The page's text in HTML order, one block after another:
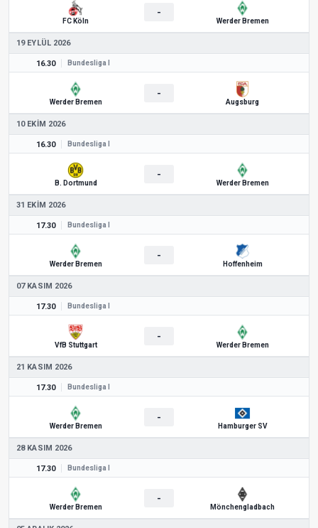
FC Köln
-
Werder Bremen
19 EYLÜL 2026
16.30 Bundesliga I
Werder Bremen
-
Augsburg
10 EKIM 2026
16.30 Bundesliga I
B. Dortmund
-
Werder Bremen
31 EKIM 2026
17.30 Bundesliga I
Werder Bremen
-
Hoffenheim
07 KASIM 2026
17.30 Bundesliga I
VfB Stuttgart
-
Werder Bremen
21 KASIM 2026
17.30 Bundesliga I
Werder Bremen
-
Hamburger SV
28 KASIM 2026
17.30 Bundesliga I
Werder Bremen
-
Mönchengladbach